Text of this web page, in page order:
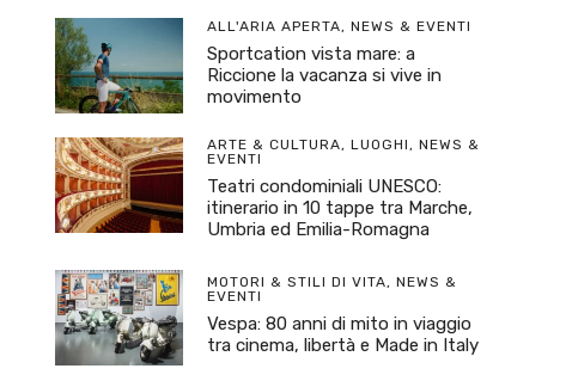
ALL'ARIA APERTA, NEWS & EVENTI
Sportcation vista mare: a
Riccione la vacanza si vive in
movimento
ARTE & CULTURA, LUOGHI, NEWS &
EVENTI
Teatri condominiali UNESCO:
itinerario in 10 tappe tra Marche,
Umbria ed Emilia-Romagna
MOTORI & STILI DI VITA, NEWS &
EVENTI
Vespa: 80 anni di mito in viaggio
tra cinema, libertà e Made in Italy